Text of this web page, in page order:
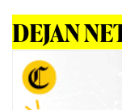
DEJAN